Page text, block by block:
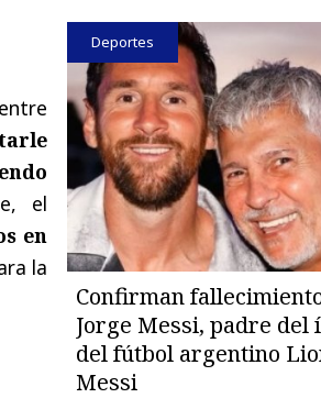
el
en
la
Deportes
Confirman
Jorge Messi, padre del
del fútbol argentino
Messi